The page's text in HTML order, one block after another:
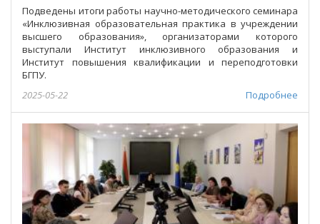
Подведены итоги работы научно-методического семинара
«Инклюзивная образовательная практика в учреждении
высшего образования», организаторами которого
выступали Институт инклюзивного образования и
Институт повышения квалификации и переподготовки
БГПУ.
Подробнее
2025-05-22